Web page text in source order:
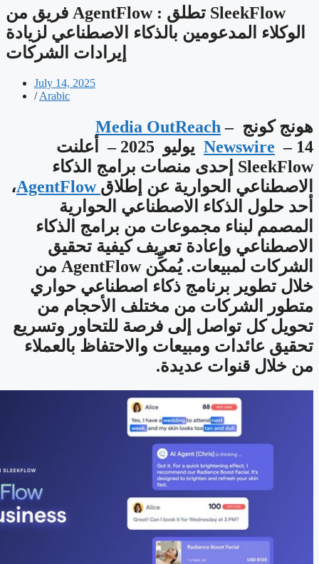
‫SleekFlow تطلق : AgentFlow فريق من
الوكلاء المدعومين بالذكاء الاصطناعي لزيادة
إيرادات الشركات
July 14, 2025
/ Arabic
هونج كونج – Media OutReach
Newswire
– 14 يوليو 2025 – أعلنت
SleekFlow إحدى منصات برامج الذكاء
الاصطناعي الحوارية عن إطلاق AgentFlow
،
أحد حلول الذكاء الاصطناعي الحوارية
المصمم لبناء مجموعات من برامج الذكاء
الاصطناعي وإعادة تعريف كيفية تحقيق
الشركات لمبيعات. يُمكِّن AgentFlow من
خلال تطوير برنامج ذكاء اصطناعي حواري
متطور الشركات من مختلف الأحجام من
تحويل كل تواصل إلى فرصة للتحاور وتسريع
تحقيق عائدات ومبيعات والاحتفاظ بالعملاء
من خلال قنوات عديدة.